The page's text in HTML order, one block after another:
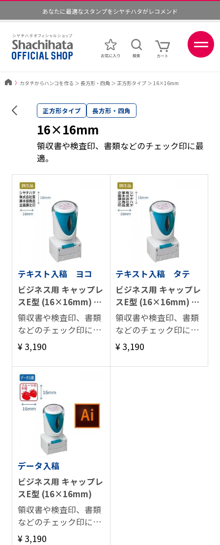
あなたに最適なスタンプをシヤチハタがレコメンド
〉 カタチからハンコを作る ＞ 長方形・四角 ＞ 正方形タイプ＞ 16×16mm
正方形タイプ 長方形・四角
16×16mm
領収書や検査印、書類などのチェック印に最
適。
テキスト入稿 ヨコ
ビジネス用 キャップレ
スE型 (16×16mm) ヨ
コ
領収書や検査印、書類
などのチェック印に最
適。
¥ 3,190
テキスト入稿 タテ
ビジネス用 キャップレ
スE型 (16×16mm) タ
テ
領収書や検査印、書類
などのチェック印に最
適。
¥ 3,190
データ入稿
ビジネス用 キャップレ
スE型 (16×16mm)
領収書や検査印、書類
などのチェック印に最
適。
¥ 3,190